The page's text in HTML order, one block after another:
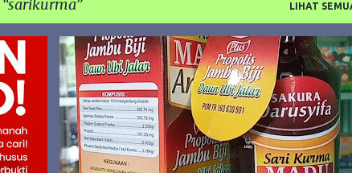
sarikurma LIHAT
ANGKAK DARUSYIFA SARIKURMA